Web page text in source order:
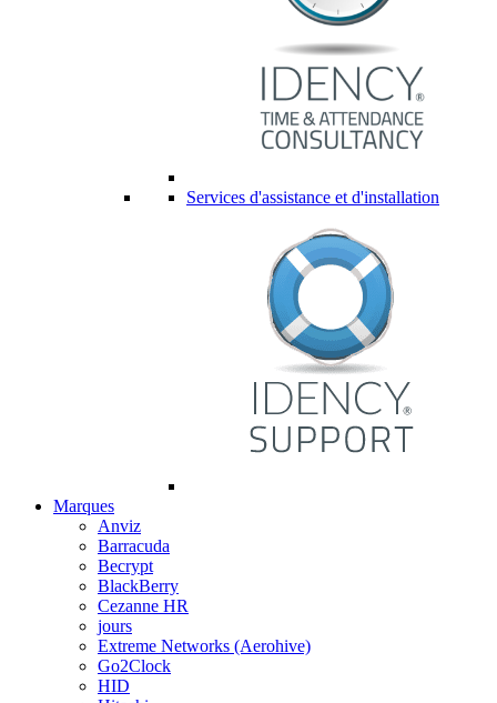
Services d'assistance et d'installation
Marques
Anviz
Barracuda
Becrypt
BlackBerry
Cezanne HR
jours
Extreme Networks (Aerohive)
Go2Clock
HID